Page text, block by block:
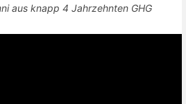
aus knapp 4 Jahrzehnten GHG